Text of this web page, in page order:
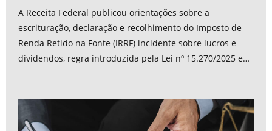
A Receita Federal publicou orientações sobre a
escrituração, declaração e recolhimento do Imposto de
Renda Retido na Fonte (IRRF) incidente sobre lucros e
dividendos, regra introduzida pela Lei nº 15.270/2025 e